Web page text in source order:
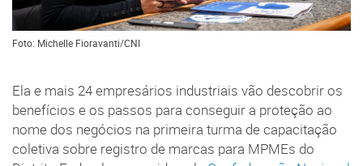
Foto: Michelle Fioravanti/CNI
Ela e mais 24 empresários industriais vão descobrir os
benefícios e os passos para conseguir a proteção ao
nome dos negócios na primeira turma de capacitação
coletiva sobre registro de marcas para MPMEs do